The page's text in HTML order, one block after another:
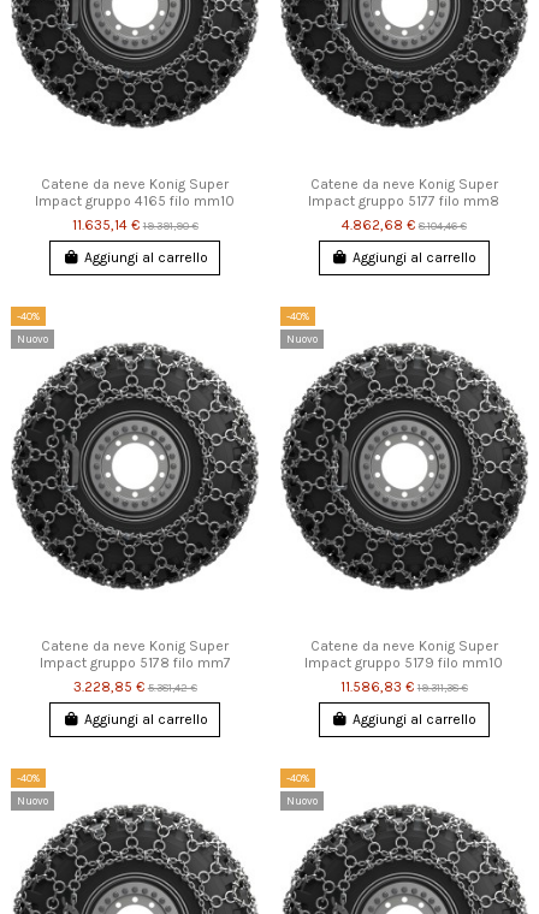
Catene da neve Konig Super
Impact gruppo 4165 filo mm10
11.635,14 €19.391,90 €
Aggiungi al carrello
Catene da neve Konig Super
Impact gruppo 5177 filo mm8
4.862,68 €8.104,46 €
Aggiungi al carrello
-40%
Nuovo
Catene da neve Konig Super
Impact gruppo 5178 filo mm7
3.228,85 €5.381,42 €
Aggiungi al carrello
-40%
Nuovo
Catene da neve Konig Super
Impact gruppo 5179 filo mm10
11.586,83 €19.311,38 €
Aggiungi al carrello
-40%
Nuovo
-40%
Nuovo